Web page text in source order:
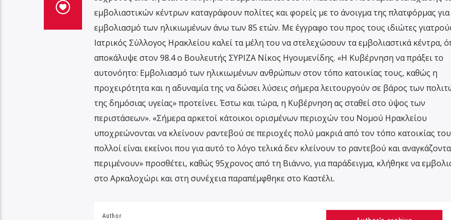
εμβολιαστικών κέντρων καταγράφουν πολίτες και φορείς με το άνοιγμα της πλατφόρμας
εμβολιασμό των ηλικιωμένων άνω των 85 ετών. Με έγγραφο του προς τους ιδιώτες
Ιατρικός Σύλλογος Ηρακλείου καλεί τα μέλη του να στελεχώσουν τα εμβολιαστικά κέντρα,
αποκάλυψε στον 98.4 ο Βουλευτής ΣΥΡΙΖΑ Νίκος Ηγουμενίδης. «Η Κυβέρνηση να πράξει το
αυτονόητο: Εμβολιασμό των ηλικιωμένων ανθρώπων στον τόπο κατοικίας τους, καθώς η
προχειρότητα και η αδυναμία της να δώσει λύσεις σήμερα λειτουργούν σε βάρος των
της δημόσιας υγείας» προτείνει. Έστω και τώρα, η Κυβέρνηση ας σταθεί στο ύψος των
περιστάσεων». «Σήμερα αρκετοί κάτοικοι ορισμένων περιοχών του Νομού Ηρακλείου
υποχρεώνονται να κλείνουν ραντεβού σε περιοχές πολύ μακριά από τον τόπο κατοικίας
πολλοί είναι εκείνοι που για αυτό το λόγο τελικά δεν κλείνουν το ραντεβού και
περιμένουν» προσθέτει, καθώς 95χρονος από τη Βιάννο, για παράδειγμα, κλήθηκε να
στο Αρκαλοχώρι και στη συνέχεια παραπέμφθηκε στο Καστέλι.
Author